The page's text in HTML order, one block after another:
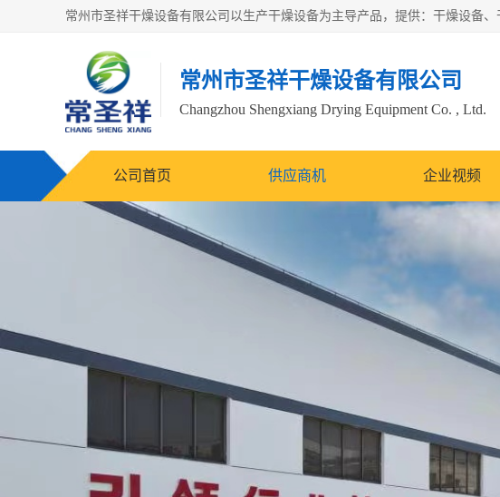
常州市圣祥干燥设备有限公司
Changzhou Shengxiang Drying Equipment Co. , Ltd.
公司首页 供应商机 企业视频